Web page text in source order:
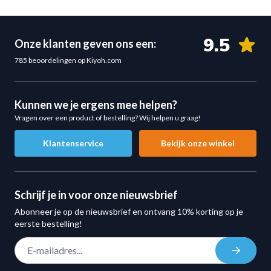
Type: losse hoes voor soft plyo box
Sluiting: ritssluiting
Met deze losse hoes houd je jouw soft plyo box in
topconditie en zorg je voor een veilige en nette
trainingsomgeving. Perfect voor intensieve plyometrische
trainingen en dagelijks gebruik.
Onze klanten geven ons een:
785 beoordelingen op Kiyoh.com
9.5
Kunnen we je ergens mee helpen?
Vragen over een product of bestelling? Wij helpen u graag!
Klantenservice Bekijk onze winkel
Schrijf je in voor onze nieuwsbrief
Abonneer je op de nieuwsbrief en ontvang 10% korting op je
eerste bestelling!